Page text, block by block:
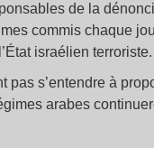
de la
commis chaque
israélien terroriste.
s’entendre à
arabes